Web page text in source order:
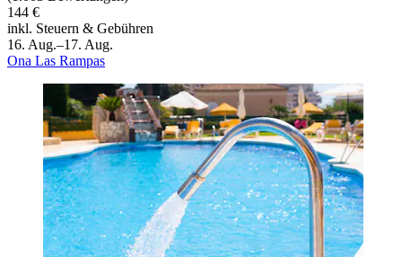
144 €
inkl. Steuern & Gebühren
16. Aug.–17. Aug.
Ona Las Rampas